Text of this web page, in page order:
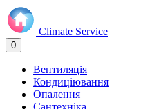
Climate Service
0
Вентиляція
Кондиціювання
Опалення
Сантехніка